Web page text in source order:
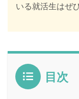
いる就活生はぜ
目次